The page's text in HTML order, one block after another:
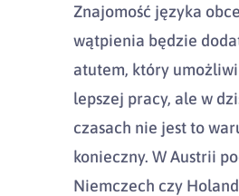
Znajomość języka
wątpienia będzie
atutem, który
lepszej pracy, ale w
czasach nie jest to
konieczny. W Austrii
Niemczech czy